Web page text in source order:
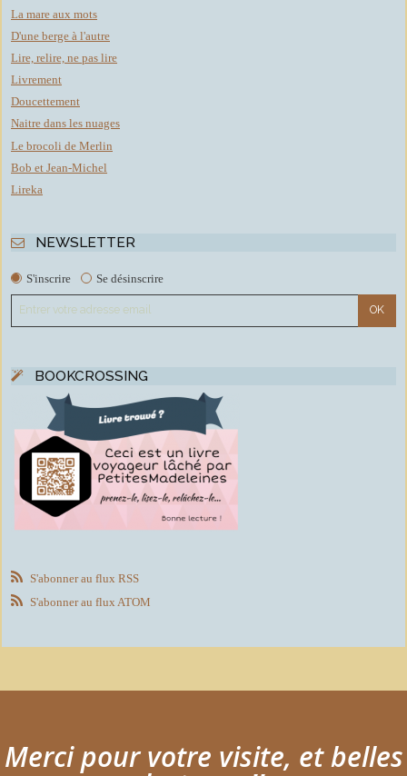
La mare aux mots
D'une berge à l'autre
Lire, relire, ne pas lire
Livrement
Doucettement
Naitre dans les nuages
Le brocoli de Merlin
Bob et Jean-Michel
Lireka
NEWSLETTER
S'inscrire Se désinscrire
BOOKCROSSING
S'abonner au flux RSS
S'abonner au flux ATOM
Merci pour votre visite, et belles